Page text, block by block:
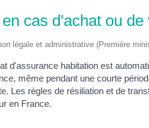
cas d'achat ou
légale et administrative (Première
d'assurance habitation est
même pendant une courte
Les règles de résiliation et de
en France.